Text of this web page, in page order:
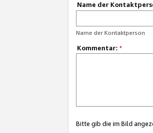
Name der
Name der Kontaktperson
Kommentar: *
Bitte gib die im Bild